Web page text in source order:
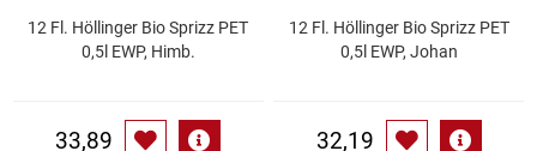
Schinken
12 Fl. Höllinger Bio Sprizz PET
0,5l EWP, Himb.
33,89
12 Fl. Höllinger Bio Sprizz PET
0,5l EWP, Johan
32,19